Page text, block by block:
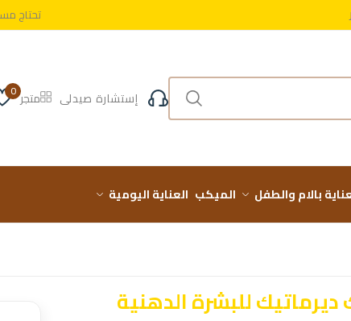
تحتاج
إستشارة صيدلى متجر 0
بالام والطفل الميكب العناية اليومية
للبشرة الدهنية